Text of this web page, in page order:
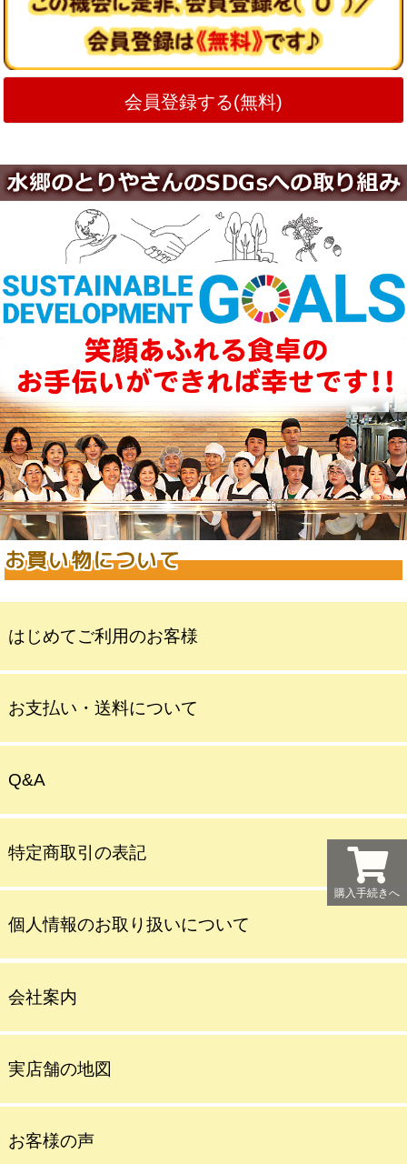
会員登録する(無料)
お買い物について
はじめてご利用のお客様
お支払い・送料について
Q&A
特定商取引の表記
個人情報のお取り扱いについて
会社案内
実店舗の地図
お客様の声
購入手続きへ